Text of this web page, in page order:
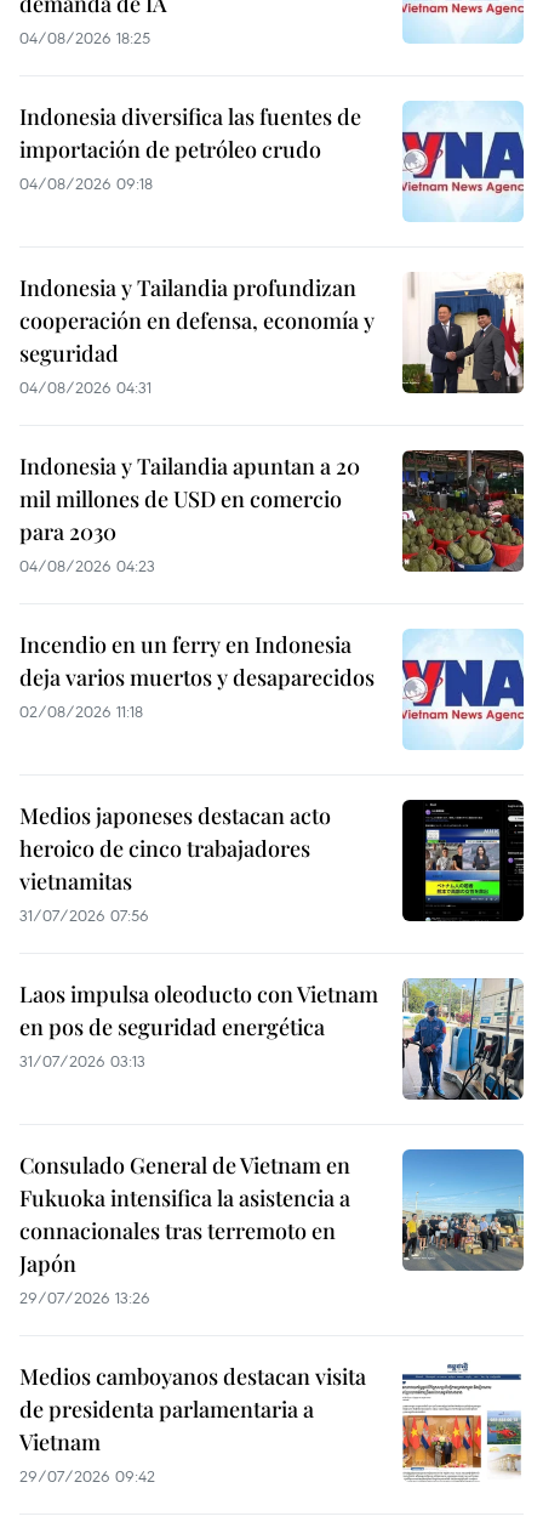
04/08/2026 18:25
Indonesia diversifica las fuentes de
importación de petróleo crudo
04/08/2026 09:18
Indonesia y Tailandia profundizan
cooperación en defensa, economía y
seguridad
04/08/2026 04:31
Indonesia y Tailandia apuntan a 20
mil millones de USD en comercio
para 2030
04/08/2026 04:23
Incendio en un ferry en Indonesia
deja varios muertos y desaparecidos
02/08/2026 11:18
Medios japoneses destacan acto
heroico de cinco trabajadores
vietnamitas
31/07/2026 07:56
Laos impulsa oleoducto con Vietnam
en pos de seguridad energética
31/07/2026 03:13
Consulado General de Vietnam en
Fukuoka intensifica la asistencia a
connacionales tras terremoto en
Japón
29/07/2026 13:26
Medios camboyanos destacan visita
de presidenta parlamentaria a
Vietnam
29/07/2026 09:42